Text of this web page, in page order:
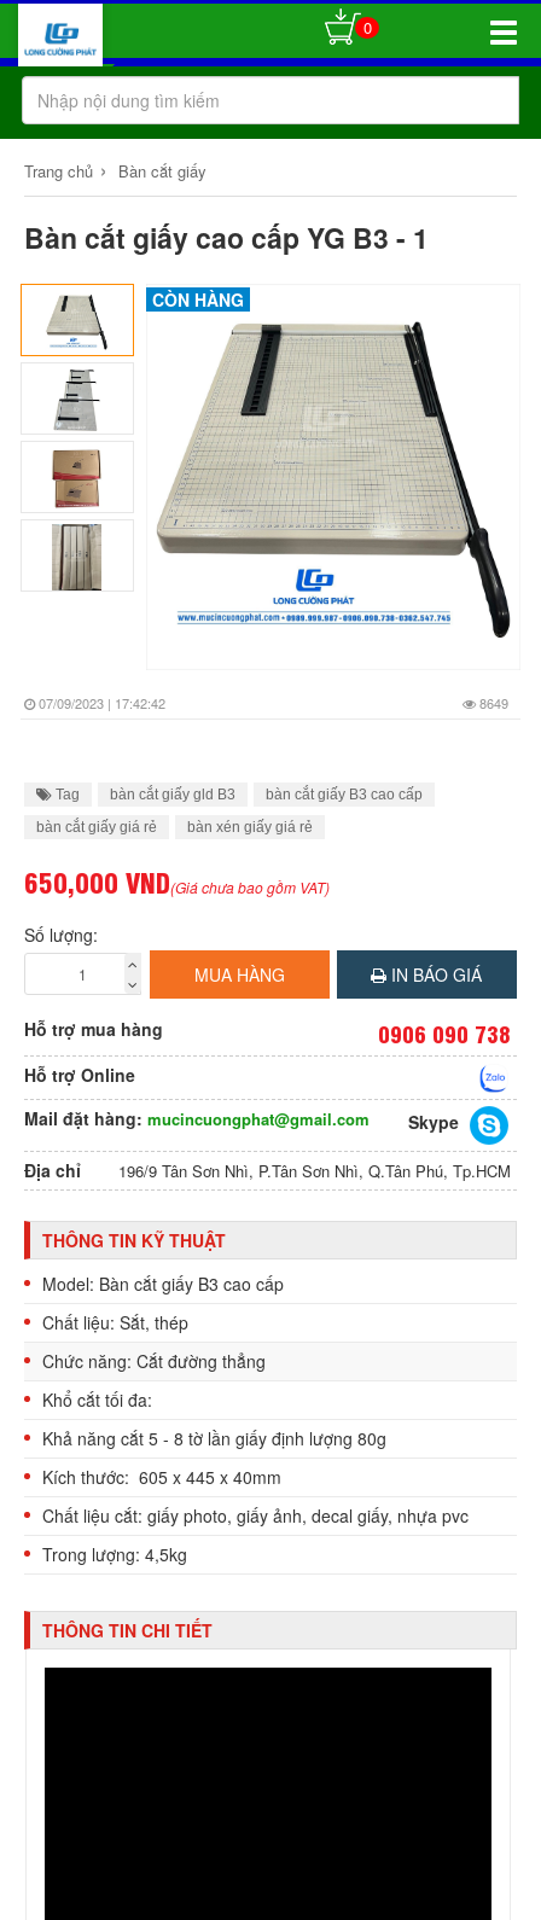
Toggle
0
Trang chủ › Bàn cắt giấy
Bàn cắt giấy cao cấp YG B3 - 1
CÒN HÀNG
07/09/2023 | 17:42:42 8649
Tag bàn cắt giấy gld B3
bàn cắt giấy B3 cao cấp
bàn cắt giấy giá rẻ
bàn xén giấy giá rẻ
650,000 VND(Giá chưa bao gồm VAT)
Số lượng:
MUA HÀNG
IN BÁO GIÁ
Hỗ trợ mua hàng 0906 090 738
Hỗ trợ Online
Mail đặt hàng: mucincuongphat@gmail.com
Skype
Địa chỉ
196/9 Tân Sơn Nhì, P.Tân Sơn Nhì, Q.Tân Phú, Tp.HCM
THÔNG TIN KỸ THUẬT
Model: Bàn cắt giấy B3 cao cấp
Chất liệu: Sắt, thép
Chức năng: Cắt đường thẳng
Khổ cắt tối đa:
Khả năng cắt 5 - 8 tờ lần giấy định lượng 80g
Kích thước: 605 x 445 x 40mm
Chất liệu cắt: giấy photo, giấy ảnh, decal giấy, nhựa pvc
Trong lượng: 4,5kg
THÔNG TIN CHI TIẾT